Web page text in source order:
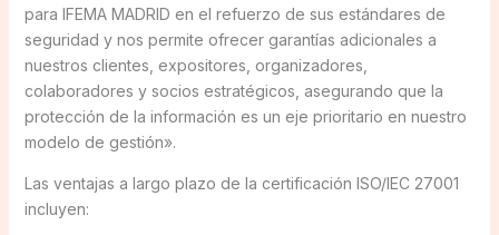
para IFEMA MADRID en el refuerzo de sus estándares de
seguridad y nos permite ofrecer garantías adicionales a
nuestros clientes, expositores, organizadores,
colaboradores y socios estratégicos, asegurando que la
protección de la información es un eje prioritario en nuestro
modelo de gestión».
Las ventajas a largo plazo de la certificación ISO/IEC 27001
incluyen: